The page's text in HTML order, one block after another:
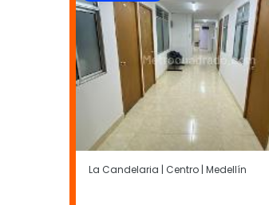
La Candelaria | Centro | Medellín